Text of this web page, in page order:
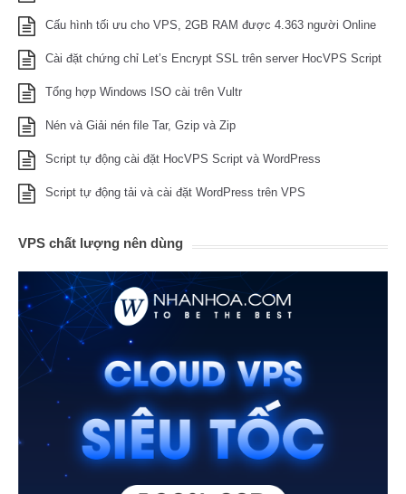
Cấu hình tối ưu cho VPS, 2GB RAM được 4.363 người Online
Cài đặt chứng chỉ Let’s Encrypt SSL trên server HocVPS Script
Tổng hợp Windows ISO cài trên Vultr
Nén và Giải nén file Tar, Gzip và Zip
Script tự động cài đặt HocVPS Script và WordPress
Script tự động tải và cài đặt WordPress trên VPS
VPS chất lượng nên dùng